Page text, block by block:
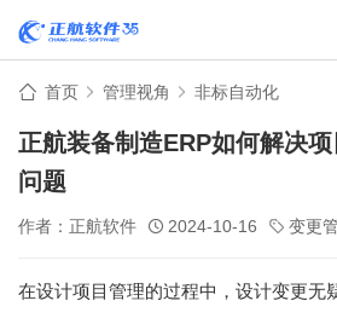
首页 管理视角 非标自动化
正航装备制造ERP如何解决
问题
作者：正航软件 2024-10-16 变更
在设计项目管理的过程中，设计变更无